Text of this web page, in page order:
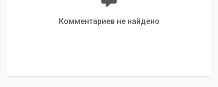
Комментариев не найдено